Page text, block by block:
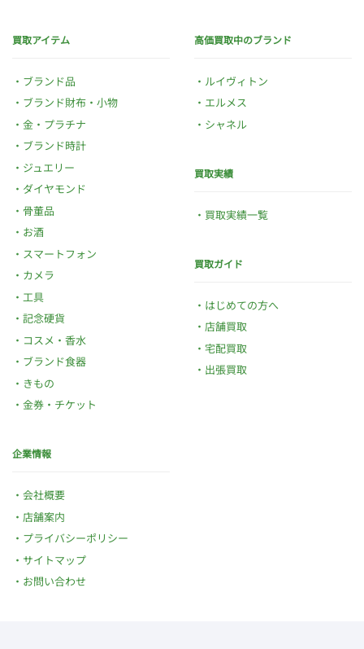
買取アイテム
ブランド品
ブランド財布・小物
金・プラチナ
ブランド時計
ジュエリー
ダイヤモンド
骨董品
お酒
スマートフォン
カメラ
工具
記念硬貨
コスメ・香水
ブランド食器
きもの
金券・チケット
高価買取中のブランド
ルイヴィトン
エルメス
シャネル
買取実績
買取実績一覧
買取ガイド
はじめての方へ
店舗買取
宅配買取
出張買取
企業情報
会社概要
店舗案内
プライバシーポリシー
サイトマップ
お問い合わせ